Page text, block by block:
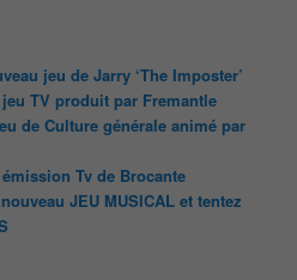
jeu de Jarry ‘The Imposter’
TV produit par Fremantle
de Culture générale animé par
Tv de Brocante
JEU MUSICAL et tentez